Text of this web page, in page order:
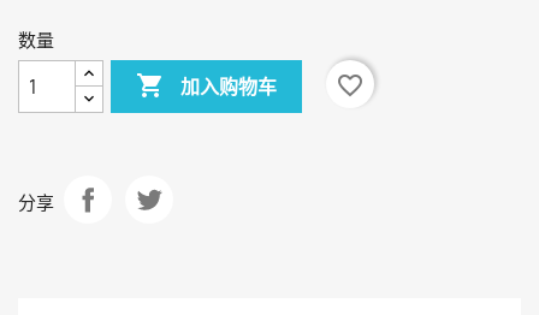
数量
 加入购物车 favorite_border
分享